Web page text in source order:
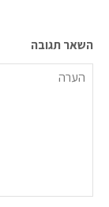
השאר תגובה